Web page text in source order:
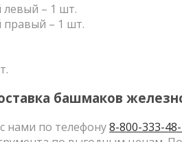
– 1 шт.
– 1 шт.
башмаков
нами по телефону8-800-333-